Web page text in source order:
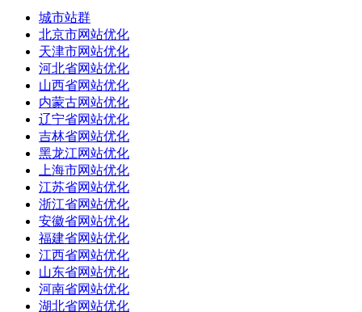
城市站群
北京市网站优化
天津市网站优化
河北省网站优化
山西省网站优化
内蒙古网站优化
辽宁省网站优化
吉林省网站优化
黑龙江网站优化
上海市网站优化
江苏省网站优化
浙江省网站优化
安徽省网站优化
福建省网站优化
江西省网站优化
山东省网站优化
河南省网站优化
湖北省网站优化